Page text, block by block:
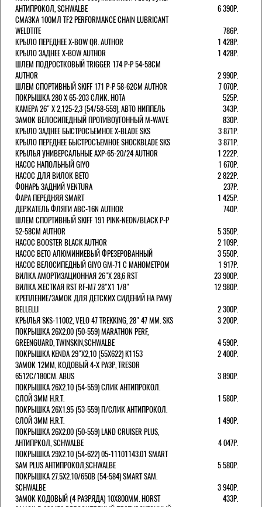
АНТИПРОКОЛ, SCHWALBE
6 390Р.
СМАЗКА 100МЛ TF2 PERFORMANCE CHAIN LUBRICANT
WELDTITE
786Р.
КРЫЛО ПЕРЕДНЕЕ X-BOW QR. AUTHOR
1 428Р.
КРЫЛО ЗАДНЕЕ X-BOW AUTHOR
1 428Р.
ШЛЕМ ПОДРОСТКОВЫЙ TRIGGER 174 Р-Р 54-58СМ
AUTHOR
2 990Р.
ШЛЕМ СПОРТИВНЫЙ SKIFF 171 Р-Р 58-62СМ AUTHOR
7 070Р.
ПОКРЫШКА 280 X 65-203 СЛИК. HOTA
525Р.
КАМЕРА 26" X 2,125-2,3 (54/58-559), АВТО НИППЕЛЬ
343Р.
ЗАМОК ВЕЛОСИПЕДНЫЙ ПРОТИВОУГОННЫЙ M-WAVE
830Р.
КРЫЛО ЗАДНЕЕ БЫСТРОСЪЕМНОЕ X-BLADE SKS
3 871Р.
КРЫЛО ПЕРЕДНЕЕ БЫСТРОСЪЕМНОЕ SHOCKBLADE SKS
3 871Р.
КРЫЛЬЯ УНИВЕРСАЛЬНЫЕ AXP-65-20/24 AUTHOR
1 222Р.
НАСОС НАПОЛЬНЫЙ GIYO
1 670Р.
НАСОС ДЛЯ ВИЛОК ВЕТО
2 822Р.
ФОНАРЬ ЗАДНИЙ VENTURA
237Р.
ФАРА ПЕРЕДНЯЯ SMART
1 425Р.
ДЕРЖАТЕЛЬ ФЛЯГИ ABC-16N AUTHOR
740Р.
ШЛЕМ СПОРТИВНЫЙ SKIFF 191 PINK-NEON/BLACK Р-Р
52-58СМ AUTHOR
5 350Р.
НАСОС BOOSTER BLACK AUTHOR
2 109Р.
НАСОС BETO АЛЮМИНИЕВЫЙ ФРЕЗЕРОВАННЫЙ
3 550Р.
НАСОС ВЕЛОСИПЕДНЫЙ GIYO GM-71 С МАНОМЕТРОМ
1 917Р.
ВИЛКА АМОРТИЗАЦИОННАЯ 26"Х 28,6 RST
23 900Р.
ВИЛКА ЖЕСТКАЯ RST RF-M7 28"Х1 1/8"
12 980Р.
КРЕПЛЕНИЕ/ЗАМОК ДЛЯ ДЕТСКИХ СИДЕНИЙ НА РАМУ
BELLELLI
2 300Р.
КРЫЛЬЯ SKS-11002, VELO 47 TREKKING, 28" 47 ММ. SKS
3 200Р.
ПОКРЫШКА 26X2.00 (50-559) MARATHON PERF,
GREENGUARD, TWINSKIN,SCHWALBE
4 590Р.
ПОКРЫШКА KENDA 29"Х2,10 (55X622) K1153
2 400Р.
ЗАМОК 12ММ, КОДОВЫЙ 4-Х РАЗР, TRESOR
6512C/180СМ. ABUS
3 890Р.
ПОКРЫШКА 26X2.10 (54-559) СЛИК АНТИПРОКОЛ.
СЛОЙ 3ММ H.R.T.
1 580Р.
ПОКРЫШКА 26X1.95 (53-559) П/СЛИК АНТИПРОКОЛ.
СЛОЙ 3ММ H.R.T.
1 490Р.
ПОКРЫШКА 26X2.00 (50-559) LAND CRUISER PLUS,
АНТИПРКОЛ, SCHWALBE
4 047Р.
ПОКРЫШКА 29X2.10 (54-622) 05-11101143.01 SMART
SAM PLUS АНТИПРОКОЛ,SCHWALBE
5 580Р.
ПОКРЫШКА 27.5X2.10/650B (54-584) SMART SAM.
SCHWALBE
3 940Р.
ЗАМОК КОДОВЫЙ (4 РАЗРЯДА) 10Х800ММ. HORST
433Р.